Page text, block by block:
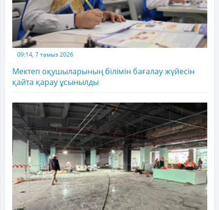
09:14, 7 тамыз 2026
Мектеп оқушыларының білімін бағалау жүйесін
қайта қарау ұсынылды